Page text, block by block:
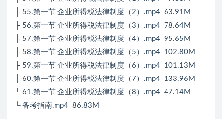
├ 55.第一节 企业所得税法律制度（2）.mp4 63.91M
├ 56.第一节 企业所得税法律制度（3）.mp4 78.64M
├ 57.第一节 企业所得税法律制度（4）.mp4 95.65M
├ 58.第一节 企业所得税法律制度（5）.mp4 102.80M
├ 59.第一节 企业所得税法律制度（6）.mp4 101.13M
├ 60.第一节 企业所得税法律制度（7）.mp4 133.96M
└ 61.第一节 企业所得税法律制度（8）.mp4 47.14M
└ 备考指南.mp4 86.83M